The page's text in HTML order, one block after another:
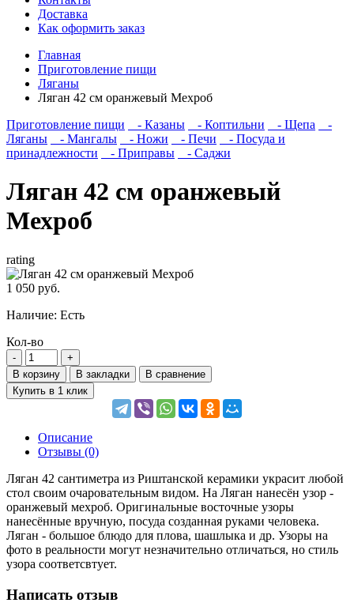
Доставка
Как оформить заказ
Главная
Приготовление пищи
Ляганы
Ляган 42 см оранжевый Мехроб
Приготовление пищи
- Казаны - Коптильни - Щепа
-
Ляганы
- Мангалы - Ножи - Печи
- Посуда и
принадлежности
- Приправы - Саджи
Ляган 42 см оранжевый
Мехроб
rating
1 050 руб.
Наличие: Есть
Кол-во
В корзину В закладки
В сравнение
Купить в 1 клик
Описание
Отзывы (0)
Ляган 42 сантиметра из Риштанской керамики украсит любой
стол своим очаровательным видом. На Ляган нанесён узор -
оранжевый мехроб. Оригинальные восточные узоры
нанесённые вручную, посуда созданная руками человека.
Ляган - большое блюдо для плова, шашлыка и др. Узоры на
фото в реальности могут незначительно отличаться, но стиль
узора соответсвтует.
Написать отзыв